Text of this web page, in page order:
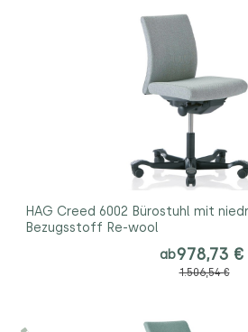
HAG Creed 6002 Bürostuhl mit
Bezugsstoff Re-wool
ab978,73 €
1.506,54 €